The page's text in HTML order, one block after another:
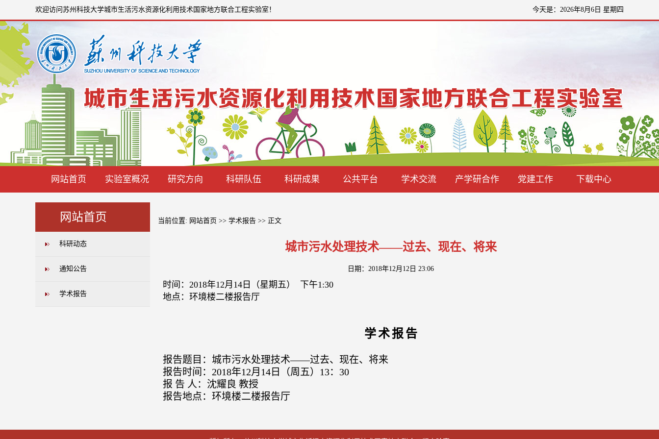
欢迎访问苏州科技大学城市生活污水资源化利用技术国家地方联合工程实验室！ 今天是：2026年8月6日 星期四
网站首页 实验室概况 研究方向 科研队伍 科研成果 公共平台 学术交流 产学研合作 党建工作 下载中心
网站首页
科研动态
通知公告
学术报告
当前位置: 网站首页 >> 学术报告 >> 正文
城市污水处理技术——过去、现在、将来
日期：2018年12月12日 23:06
时间：2018年12月14日（星期五） 下午1:30
地点：环境楼二楼报告厅
学术报告
报告题目： 城市污水处理技术——过去、现在、将来
报告时间：2018年12月 14 日（周五） 13： 30
报 告 人： 沈耀良 教授
报告地点： 环境楼二楼报告厅